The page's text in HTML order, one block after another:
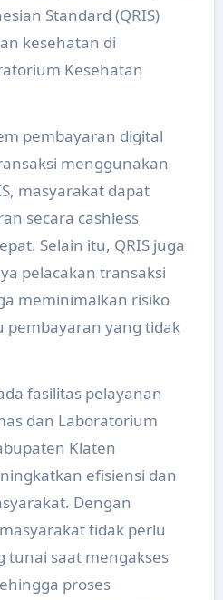
Standard (QRIS)
kesehatan di
Kesehatan
pembayaran digital
menggunakan
masyarakat dapat
secara cashless
Selain itu, QRIS juga
pelacakan transaksi
meminimalkan risiko
pembayaran yang tidak
fasilitas pelayanan
dan Laboratorium
Klaten
efisiensi dan
Dengan
tidak perlu
tunai saat mengakses
proses